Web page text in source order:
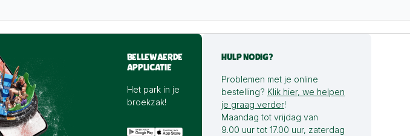
BELLEWAERDE
APPLICATIE
Het park in je
broekzak!
HULP NODIG?
Problemen met je online
bestelling? Klik hier, we helpen
je graag verder!
Maandag tot vrijdag van
9.00 uur tot 17.00 uur, zaterdag